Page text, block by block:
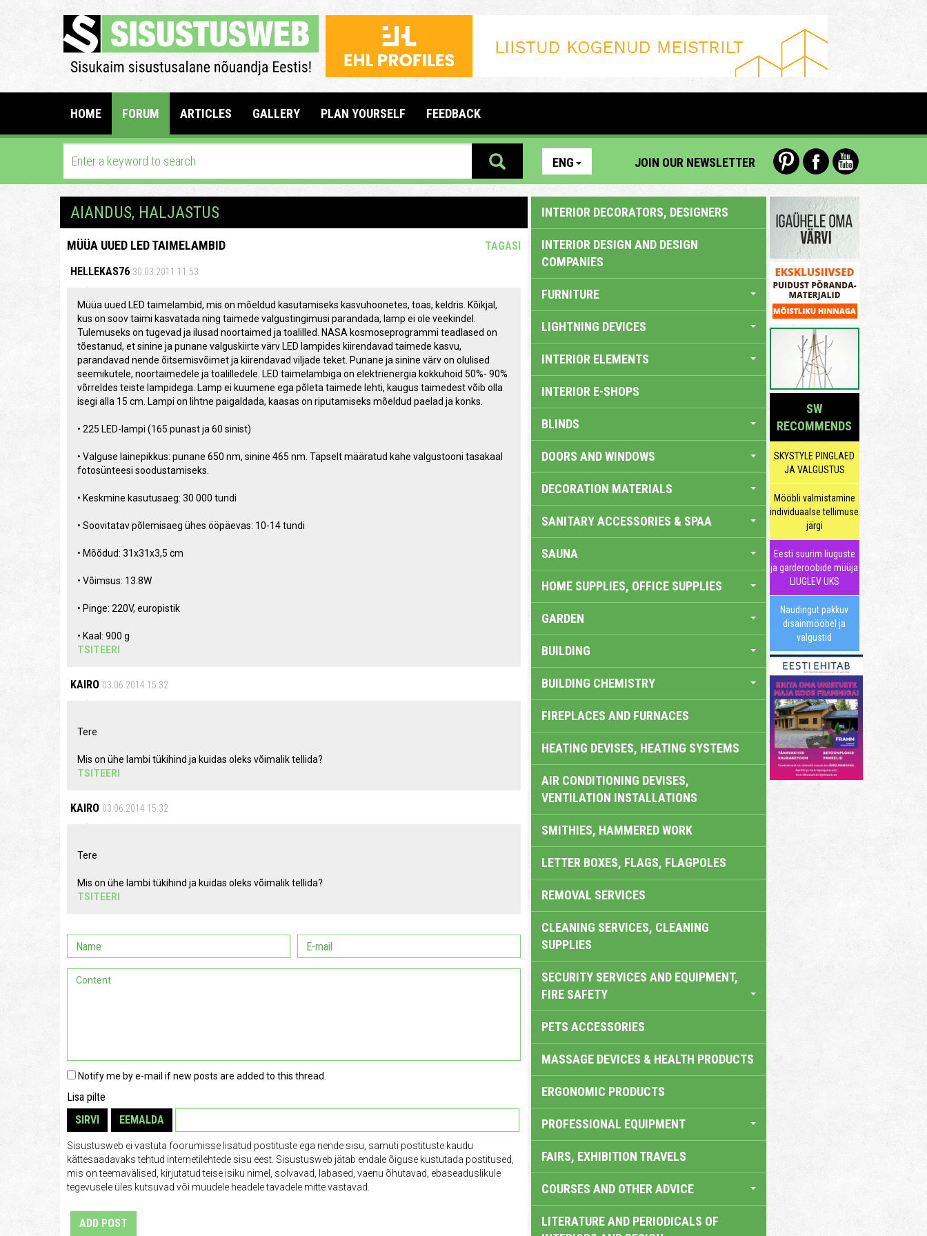
HOME FORUM ARTICLES GALLERY PLAN YOURSELF FEEDBACK
ENG JOIN OUR NEWSLETTER
AIANDUS, HALJASTUS
MÜÜA UUED LED TAIMELAMBID
TAGASI
HELLEKAS76 30.03.2011 11:53
Müüa uued LED taimelambid, mis on mõeldud kasutamiseks kasvuhoonetes, toas, keldris. Kõikjal,
kus on soov taimi kasvatada ning taimede valgustingimusi parandada, lamp ei ole veekindel.
Tulemuseks on tugevad ja ilusad noortaimed ja toalilled. NASA kosmoseprogrammi teadlased on
tõestanud, et sinine ja punane valguskiirte värv LED lampides kiirendavad taimede kasvu,
parandavad nende õitsemisvõimet ja kiirendavad viljade teket. Punane ja sinine värv on olulised
seemikutele, noortaimedele ja toalilledele. LED taimelambiga on elektrienergia kokkuhoid 50%- 90%
võrreldes teiste lampidega. Lamp ei kuumene ega põleta taimede lehti, kaugus taimedest võib olla
isegi alla 15 cm. Lampi on lihtne paigaldada, kaasas on riputamiseks mõeldud paelad ja konks.
• 225 LED-lampi (165 punast ja 60 sinist)
• Valguse lainepikkus: punane 650 nm, sinine 465 nm. Täpselt määratud kahe valgustooni tasakaal
fotosünteesi soodustamiseks.
• Keskmine kasutusaeg: 30 000 tundi
• Soovitatav põlemisaeg ühes ööpäevas: 10-14 tundi
• Mõõdud: 31x31x3,5 cm
• Võimsus: 13.8W
• Pinge: 220V, europistik
• Kaal: 900 g
TSITEERI
KAIRO 03.06.2014 15:32
Tere
Mis on ühe lambi tükihind ja kuidas oleks võimalik tellida?
TSITEERI
KAIRO 03.06.2014 15:32
Tere
Mis on ühe lambi tükihind ja kuidas oleks võimalik tellida?
TSITEERI
Notify me by e-mail if new posts are added to this thread.
Lisa pilte
SIRVI
EEMALDA
Sisustusweb ei vastuta foorumisse lisatud postituste ega nende sisu, samuti postituste kaudu
kättesaadavaks tehtud internetilehtede sisu eest. Sisustusweb jätab endale õiguse kustutada postitused,
mis on teemavälised, kirjutatud teise isiku nimel, solvavad, labased, vaenu õhutavad, ebaseaduslikule
tegevusele üles kutsuvad või muudele headele tavadele mitte vastavad.
ADD POST
INTERIOR DECORATORS, DESIGNERS
INTERIOR DESIGN AND DESIGN
COMPANIES
FURNITURE
LIGHTNING DEVICES
INTERIOR ELEMENTS
INTERIOR E-SHOPS
BLINDS
DOORS AND WINDOWS
DECORATION MATERIALS
SANITARY ACCESSORIES & SPAA
SAUNA
HOME SUPPLIES, OFFICE SUPPLIES
GARDEN
BUILDING
BUILDING CHEMISTRY
FIREPLACES AND FURNACES
HEATING DEVISES, HEATING SYSTEMS
AIR CONDITIONING DEVISES,
VENTILATION INSTALLATIONS
SMITHIES, HAMMERED WORK
LETTER BOXES, FLAGS, FLAGPOLES
REMOVAL SERVICES
CLEANING SERVICES, CLEANING
SUPPLIES
SECURITY SERVICES AND EQUIPMENT,
FIRE SAFETY
PETS ACCESSORIES
MASSAGE DEVICES & HEALTH PRODUCTS
ERGONOMIC PRODUCTS
PROFESSIONAL EQUIPMENT
FAIRS, EXHIBITION TRAVELS
COURSES AND OTHER ADVICE
LITERATURE AND PERIODICALS OF
SW
RECOMMENDS
SKYSTYLE PINGLAED
JA VALGUSTUS
Mööbli valmistamine
individuaalse tellimuse
järgi
Eesti suurim liuguste
ja garderoobide müüja
LIUGLEV UKS
Naudingut pakkuv
disainmööbel ja
valgustid